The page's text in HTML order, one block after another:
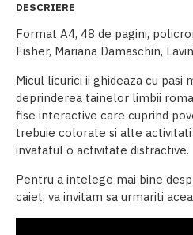
DESCRIERE
Format A4, 48 de pagini,
Fisher, Mariana Damaschin,
Micul licurici ii ghideaza cu pasi
deprinderea tainelor limbii
fise interactive care cuprind
trebuie colorate si alte
invatatul o activitate distractive.
Pentru a intelege mai bine
caiet, va invitam sa urmariti